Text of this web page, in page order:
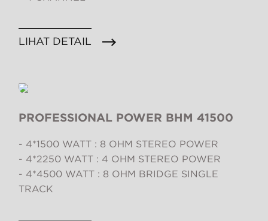
LIHAT DETAIL
PROFESSIONAL POWER BHM 41500
- 4*1500 WATT : 8 OHM STEREO POWER
- 4*2250 WATT : 4 OHM STEREO POWER
- 4*4500 WATT : 8 OHM BRIDGE SINGLE
TRACK